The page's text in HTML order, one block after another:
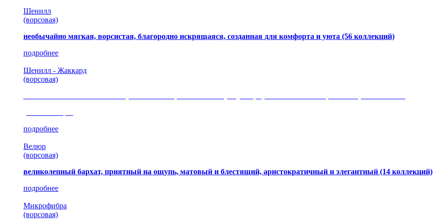
Шенилл
(ворсовая)
необычайно мягкая, ворсистая, благородно искрящаяся, созданная для комфорта и уюта (56 коллекций)
подробнее
Шенилл - Жаккард
(ворсовая)
подробнее
Велюр
(ворсовая)
великолепный бархат, приятный на ощупь, матовый и блестящий, аристократичный и элегантный (14 коллекций)
подробнее
Микрофибра
(ворсовая)